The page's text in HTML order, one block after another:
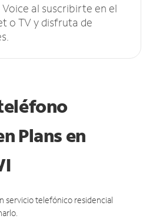
al suscribirte en el
o TV y disfruta de
Plans en
servicio telefónico residencial